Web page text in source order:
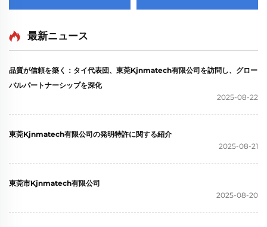
テルミカ・アデシーバ サー
100x150 サーマルプリンタ
ステッカー ロール状素材 上
最新ニュース
品質が信頼を築く：タイ代表団、東莞Kjnmatech有限公司を訪問し、グロー
バルパートナーシップを深化
2025-08-22
東莞Kjnmatech有限公司の発明特許に関する紹介
2025-08-21
東莞市Kjnmatech有限公司
2025-08-20